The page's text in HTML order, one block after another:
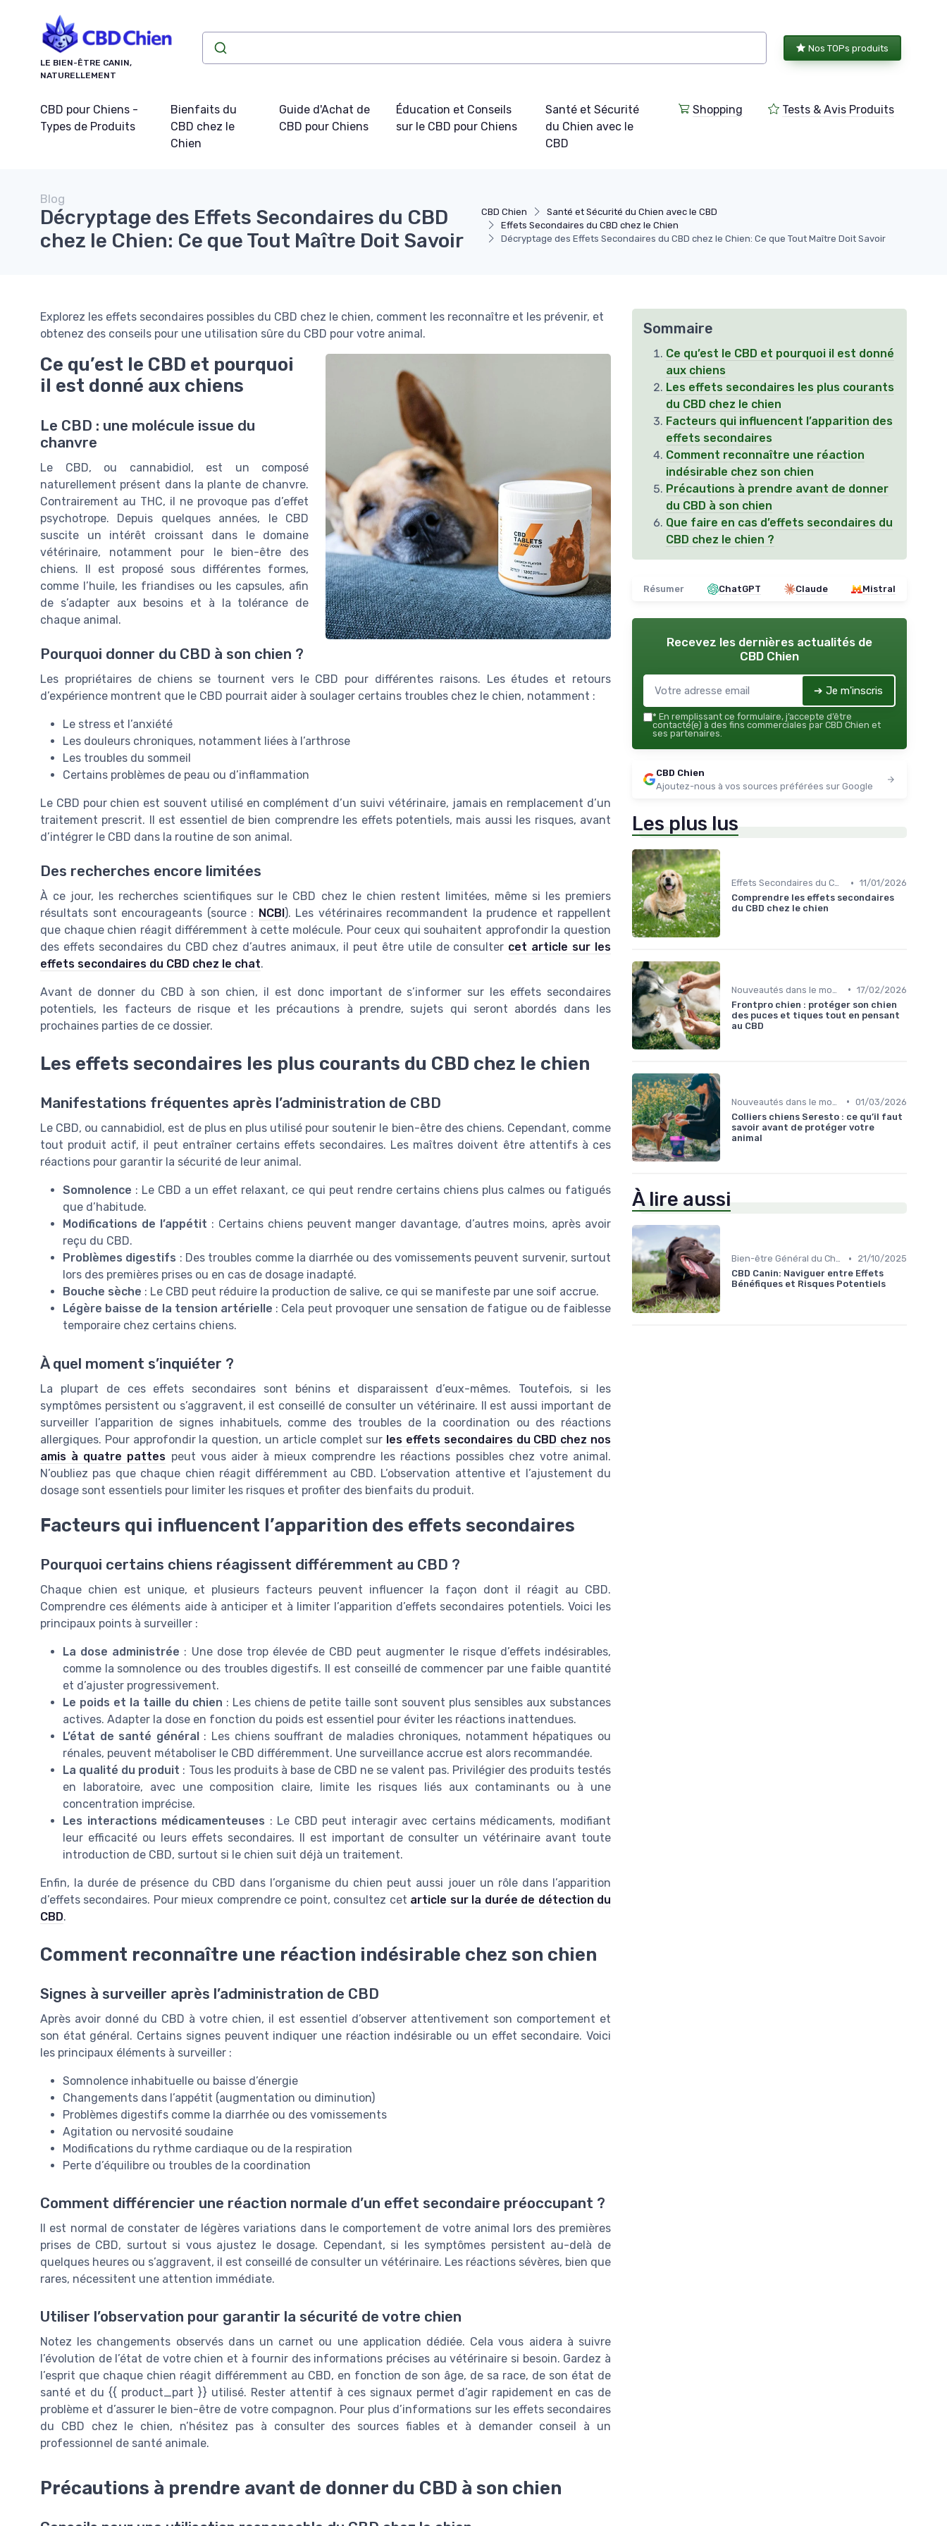
LE BIEN-ÊTRE CANIN,
NATURELLEMENT
Nos TOPs produits
CBD pour Chiens -
Types de Produits
Bienfaits du
CBD chez le
Chien
Guide d'Achat de
CBD pour Chiens
Éducation et Conseils
sur le CBD pour Chiens
Santé et Sécurité
du Chien avec le
CBD
Shopping Tests & Avis Produits
CBD Chien
Santé et Sécurité du Chien avec le CBD
Effets Secondaires du CBD chez le Chien
Décryptage des Effets Secondaires du CBD chez le Chien: Ce que Tout Maître Doit Savoir
Blog
Décryptage des Effets Secondaires du CBD
chez le Chien: Ce que Tout Maître Doit Savoir
Explorez les effets secondaires possibles du CBD chez le chien, comment les reconnaître et les prévenir, et
obtenez des conseils pour une utilisation sûre du CBD pour votre animal.
Ce qu’est le CBD et pourquoi
il est donné aux chiens
Le CBD : une molécule issue du
chanvre
Le CBD, ou cannabidiol, est un composé
naturellement présent dans la plante de chanvre.
Contrairement au THC, il ne provoque pas d’effet
psychotrope. Depuis quelques années, le CBD
suscite un intérêt croissant dans le domaine
vétérinaire, notamment pour le bien-être des
chiens. Il est proposé sous différentes formes,
comme l’huile, les friandises ou les capsules, afin
de s’adapter aux besoins et à la tolérance de
chaque animal.
Pourquoi donner du CBD à son chien ?
Les propriétaires de chiens se tournent vers le CBD pour différentes raisons. Les études et retours
d’expérience montrent que le CBD pourrait aider à soulager certains troubles chez le chien, notamment :
Le stress et l’anxiété
Les douleurs chroniques, notamment liées à l’arthrose
Les troubles du sommeil
Certains problèmes de peau ou d’inflammation
Le CBD pour chien est souvent utilisé en complément d’un suivi vétérinaire, jamais en remplacement d’un
traitement prescrit. Il est essentiel de bien comprendre les effets potentiels, mais aussi les risques, avant
d’intégrer le CBD dans la routine de son animal.
Des recherches encore limitées
À ce jour, les recherches scientifiques sur le CBD chez le chien restent limitées, même si les premiers
résultats sont encourageants (source : NCBI). Les vétérinaires recommandent la prudence et rappellent
que chaque chien réagit différemment à cette molécule. Pour ceux qui souhaitent approfondir la question
des effets secondaires du CBD chez d’autres animaux, il peut être utile de consulter cet article sur les
effets secondaires du CBD chez le chat.
Avant de donner du CBD à son chien, il est donc important de s’informer sur les effets secondaires
potentiels, les facteurs de risque et les précautions à prendre, sujets qui seront abordés dans les
prochaines parties de ce dossier.
Les effets secondaires les plus courants du CBD chez le chien
Manifestations fréquentes après l’administration de CBD
Le CBD, ou cannabidiol, est de plus en plus utilisé pour soutenir le bien-être des chiens. Cependant, comme
tout produit actif, il peut entraîner certains effets secondaires. Les maîtres doivent être attentifs à ces
réactions pour garantir la sécurité de leur animal.
Somnolence : Le CBD a un effet relaxant, ce qui peut rendre certains chiens plus calmes ou fatigués
que d’habitude.
Modifications de l’appétit : Certains chiens peuvent manger davantage, d’autres moins, après avoir
reçu du CBD.
Problèmes digestifs : Des troubles comme la diarrhée ou des vomissements peuvent survenir, surtout
lors des premières prises ou en cas de dosage inadapté.
Bouche sèche : Le CBD peut réduire la production de salive, ce qui se manifeste par une soif accrue.
Légère baisse de la tension artérielle : Cela peut provoquer une sensation de fatigue ou de faiblesse
temporaire chez certains chiens.
À quel moment s’inquiéter ?
La plupart de ces effets secondaires sont bénins et disparaissent d’eux-mêmes. Toutefois, si les
symptômes persistent ou s’aggravent, il est conseillé de consulter un vétérinaire. Il est aussi important de
surveiller l’apparition de signes inhabituels, comme des troubles de la coordination ou des réactions
allergiques. Pour approfondir la question, un article complet sur les effets secondaires du CBD chez nos
amis à quatre pattes peut vous aider à mieux comprendre les réactions possibles chez votre animal.
N’oubliez pas que chaque chien réagit différemment au CBD. L’observation attentive et l’ajustement du
dosage sont essentiels pour limiter les risques et profiter des bienfaits du produit.
Facteurs qui influencent l’apparition des effets secondaires
Pourquoi certains chiens réagissent différemment au CBD ?
Chaque chien est unique, et plusieurs facteurs peuvent influencer la façon dont il réagit au CBD.
Comprendre ces éléments aide à anticiper et à limiter l’apparition d’effets secondaires potentiels. Voici les
principaux points à surveiller :
La dose administrée : Une dose trop élevée de CBD peut augmenter le risque d’effets indésirables,
comme la somnolence ou des troubles digestifs. Il est conseillé de commencer par une faible quantité
et d’ajuster progressivement.
Le poids et la taille du chien : Les chiens de petite taille sont souvent plus sensibles aux substances
actives. Adapter la dose en fonction du poids est essentiel pour éviter les réactions inattendues.
L’état de santé général: Les chiens souffrant de maladies chroniques, notamment hépatiques ou
rénales, peuvent métaboliser le CBD différemment. Une surveillance accrue est alors recommandée.
La qualité du produit : Tous les produits à base de CBD ne se valent pas. Privilégier des produits testés
en laboratoire, avec une composition claire, limite les risques liés aux contaminants ou à une
concentration imprécise.
Les interactions médicamenteuses : Le CBD peut interagir avec certains médicaments, modifiant
leur efficacité ou leurs effets secondaires. Il est important de consulter un vétérinaire avant toute
introduction de CBD, surtout si le chien suit déjà un traitement.
Enfin, la durée de présence du CBD dans l’organisme du chien peut aussi jouer un rôle dans l’apparition
d’effets secondaires. Pour mieux comprendre ce point, consultez cet article sur la durée de détection du
CBD.
Comment reconnaître une réaction indésirable chez son chien
Signes à surveiller après l’administration de CBD
Après avoir donné du CBD à votre chien, il est essentiel d’observer attentivement son comportement et
son état général. Certains signes peuvent indiquer une réaction indésirable ou un effet secondaire. Voici
les principaux éléments à surveiller :
Somnolence inhabituelle ou baisse d’énergie
Changements dans l’appétit (augmentation ou diminution)
Problèmes digestifs comme la diarrhée ou des vomissements
Agitation ou nervosité soudaine
Modifications du rythme cardiaque ou de la respiration
Perte d’équilibre ou troubles de la coordination
Comment différencier une réaction normale d’un effet secondaire préoccupant ?
Il est normal de constater de légères variations dans le comportement de votre animal lors des premières
prises de CBD, surtout si vous ajustez le dosage. Cependant, si les symptômes persistent au-delà de
quelques heures ou s’aggravent, il est conseillé de consulter un vétérinaire. Les réactions sévères, bien que
rares, nécessitent une attention immédiate.
Utiliser l’observation pour garantir la sécurité de votre chien
Notez les changements observés dans un carnet ou une application dédiée. Cela vous aidera à suivre
l’évolution de l’état de votre chien et à fournir des informations précises au vétérinaire si besoin. Gardez à
l’esprit que chaque chien réagit différemment au CBD, en fonction de son âge, de sa race, de son état de
santé et du {{ product_part }} utilisé. Rester attentif à ces signaux permet d’agir rapidement en cas de
problème et d’assurer le bien-être de votre compagnon. Pour plus d’informations sur les effets secondaires
du CBD chez le chien, n’hésitez pas à consulter des sources fiables et à demander conseil à un
professionnel de santé animale.
Précautions à prendre avant de donner du CBD à son chien
Sommaire
Ce qu’est le CBD et pourquoi il est donné
aux chiens
Les effets secondaires les plus courants
du CBD chez le chien
Facteurs qui influencent l’apparition des
effets secondaires
Comment reconnaître une réaction
indésirable chez son chien
Précautions à prendre avant de donner
du CBD à son chien
Que faire en cas d’effets secondaires du
CBD chez le chien ?
Résumer ChatGPT Claude Mistral
Recevez les dernières actualités de
CBD Chien
➔ Je m'inscris
* En remplissant ce formulaire, j’accepte d’être
contacté(e) à des fins commerciales par CBD Chien et
ses partenaires.
CBD Chien
Ajoutez-nous à vos sources préférées sur Google
Les plus lus
Effets Secondaires du CBD chez le Chien • 11/01/2026
Comprendre les effets secondaires
du CBD chez le chien
• 17/02/2026
Frontpro chien : protéger son chien
des puces et tiques tout en pensant
au CBD
• 01/03/2026
Colliers chiens Seresto : ce qu’il faut
savoir avant de protéger votre
animal
À lire aussi
Bien-être Général du Chien •
21/10/2025
CBD Canin: Naviguer entre Effets
Bénéfiques et Risques Potentiels